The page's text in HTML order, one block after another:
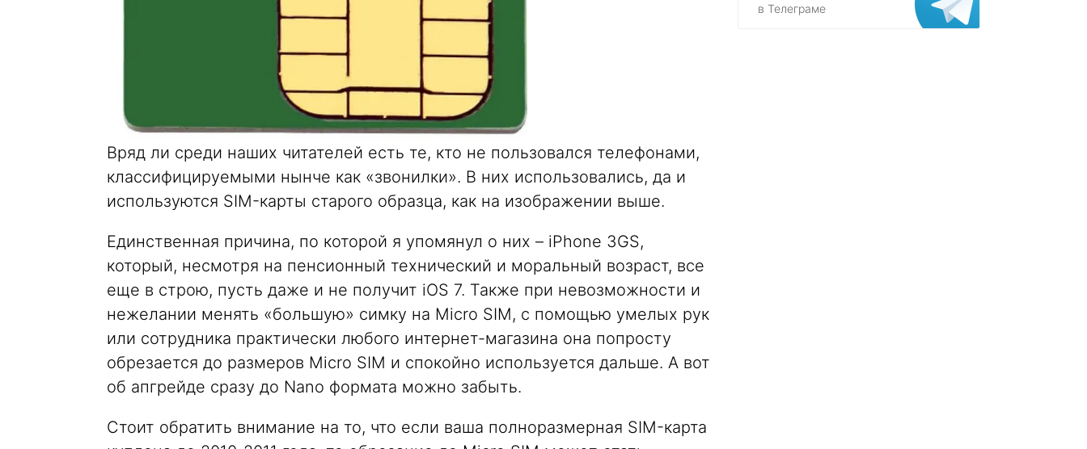
Вряд ли среди наших читателей есть те, кто не пользовался телефонами,
классифицируемыми нынче как «звонилки». В них использовались, да и
используются SIM-карты старого образца, как на изображении выше.
Единственная причина, по которой я упомянул о них – iPhone 3GS,
который, несмотря на пенсионный технический и моральный возраст, все
еще в строю, пусть даже и не получит iOS 7. Также при невозможности и
нежелании менять «большую» симку на Micro SIM, с помощью умелых рук
или сотрудника практически любого интернет-магазина она попросту
обрезается до размеров Micro SIM и спокойно используется дальше. А вот
об апгрейде сразу до Nano формата можно забыть.
Стоит обратить внимание на то, что если ваша полноразмерная SIM-карта
в Телеграме